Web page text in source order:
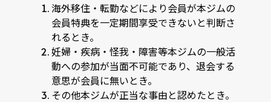
海外移住・転勤などにより会員が本ジムの
会員特典を一定期間享受できないと判断さ
れるとき。
妊婦・疾病・怪我・障害等本ジムの一般活
動への参加が当面不可能であり、退会する
意思が会員に無いとき。
その他本ジムが正当な事由と認めたとき。